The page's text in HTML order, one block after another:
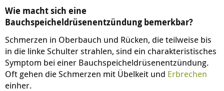
Wie macht sich eine
Bauchspeicheldrüsenentzündung bemerkbar?
Schmerzen in Oberbauch und Rücken, die teilweise bis
in die linke Schulter strahlen, sind ein charakteristisches
Symptom bei einer Bauchspeicheldrüsenentzündung.
Oft gehen die Schmerzen mit Übelkeit und Erbrechen
einher.